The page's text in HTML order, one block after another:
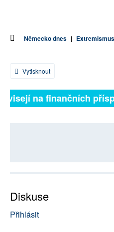
Německo dnes | Extremismus
Vytisknout
na finančních
Diskuse
Přihlásit